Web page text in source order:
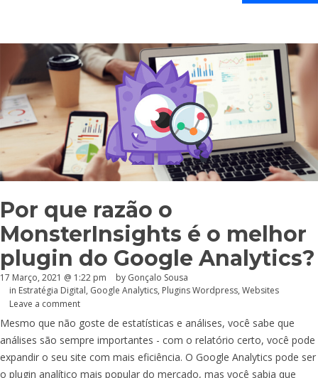
Por que razão o
MonsterInsights é o melhor
plugin do Google Analytics?
17 Março, 2021 @ 1:22 pm by Gonçalo Sousa
in Estratégia Digital, Google Analytics, Plugins Wordpress, Websites
Leave a comment
Mesmo que não goste de estatísticas e análises, você sabe que
análises são sempre importantes - com o relatório certo, você pode
expandir o seu site com mais eficiência. O Google Analytics pode ser
o plugin analítico mais popular do mercado, mas você sabia que